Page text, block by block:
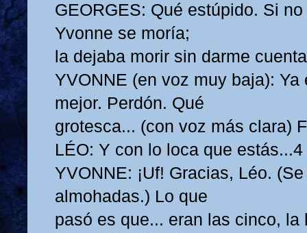
GEORGES: Qué estúpido. Si
Yvonne se moría;
la dejaba morir sin darme
YVONNE (en voz muy baja): Ya
mejor. Perdón. Qué
grotesca... (con voz más clara)
LÉO: Y con lo loca que estás...4
YVONNE: ¡Uf! Gracias, Léo.
almohadas.) Lo que
pasó es que... eran las cinco, la